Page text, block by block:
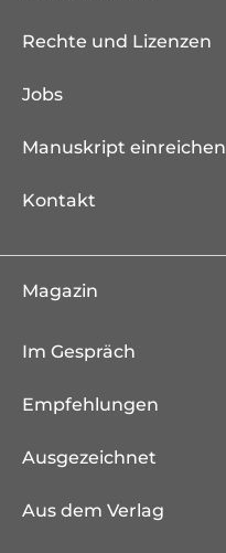
Rechte und Lizenzen
Jobs
Manuskript einreichen
Kontakt
Magazin
Im Gespräch
Empfehlungen
Ausgezeichnet
Aus dem Verlag